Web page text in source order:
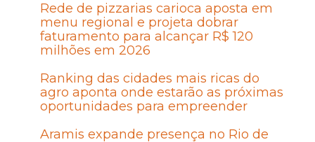
Rede de pizzarias carioca aposta em
menu regional e projeta dobrar
faturamento para alcançar R$ 120
milhões em 2026
Ranking das cidades mais ricas do
agro aponta onde estarão as próximas
oportunidades para empreender
Aramis expande presença no Rio de